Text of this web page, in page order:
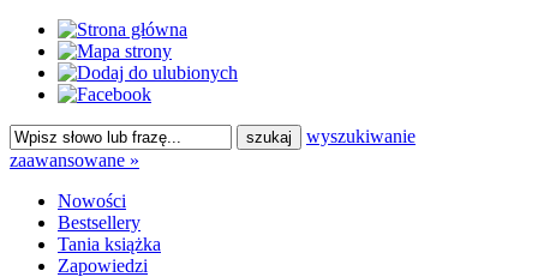
wyszukiwanie
zaawansowane »
Nowości
Bestsellery
Tania książka
Zapowiedzi